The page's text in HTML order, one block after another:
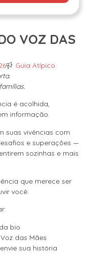
VOZ DAS
Guia Atípico
é acolhida,
informação.
suas vivências com
e superações —
sozinhas e mais
que merece ser
você:
bio
das Mães
sua história